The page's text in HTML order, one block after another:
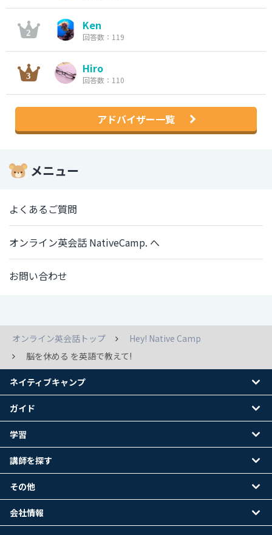
Ken
回答数：119
Hiro
回答数：110
アドバイザー一覧
メニュー
よくあるご質問
オンライン英会話 NativeCamp. へ
お問い合わせ
オンライン英会話トップ
Hey! Native Camp
脳を休める を英語で教えて!
ネイティブキャンプ
ガイド
学習
講師を探す
その他
会社情報